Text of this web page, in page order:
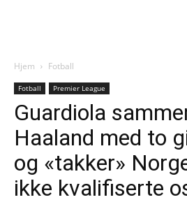
Hjem Fotball
Fotball Premier League
Guardiola
Haaland med to
og «takker»
ikke kvalifiserte